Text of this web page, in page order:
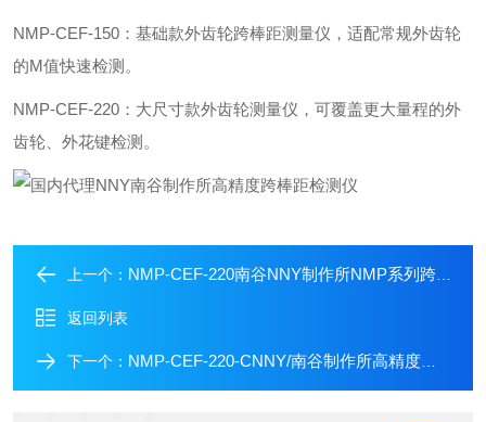
‌NMP-CEF-150‌：基础款外齿轮跨棒距测量仪，适配常规外齿轮
的M值快速检测。
‌NMP-CEF-220‌：大尺寸款外齿轮测量仪，可覆盖更大量程的外
齿轮、外花键检测。
上一个： NMP-CEF-220南谷NNY制作所NMP系列跨棒距齿轮检测仪
返回列表
下一个： NMP-CEF-220-CNNY/南谷制作所高精度外齿轮跨棒距检测仪